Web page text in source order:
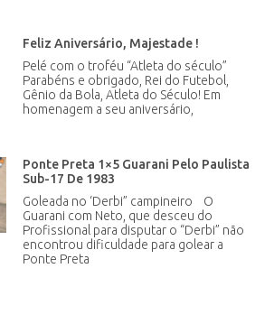
Feliz Aniversário, Majestade !
Pelé com o troféu “Atleta do século”
Parabéns e obrigado, Rei do Futebol,
Gênio da Bola, Atleta do Século! Em
homenagem a seu aniversário,
Ponte Preta 1×5 Guarani Pelo Paulista
Sub-17 De 1983
Goleada no ‘Derbi” campineiro O
Guarani com Neto, que desceu do
Profissional para disputar o “Derbi” não
encontrou dificuldade para golear a
Ponte Preta